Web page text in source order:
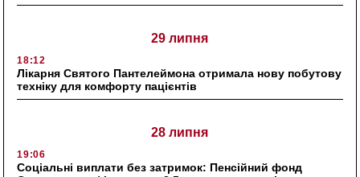
29 липня
18:12
Лікарня Святого Пантелеймона отримала нову побутову
техніку для комфорту пацієнтів
28 липня
19:06
Соціальні виплати без затримок: Пенсійний фонд